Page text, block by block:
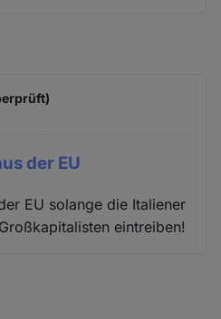
der EU
EU solange die Italiener
eintreiben!